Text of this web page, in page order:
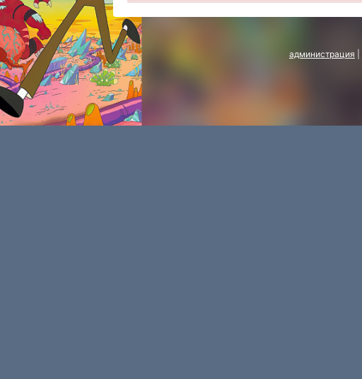
администрация